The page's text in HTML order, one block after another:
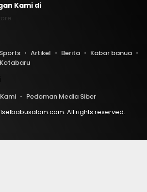
Kami di
Sports Artikel Berita
Kabar banua
Kotabaru
Pedoman Media Siber
All rights reserved.